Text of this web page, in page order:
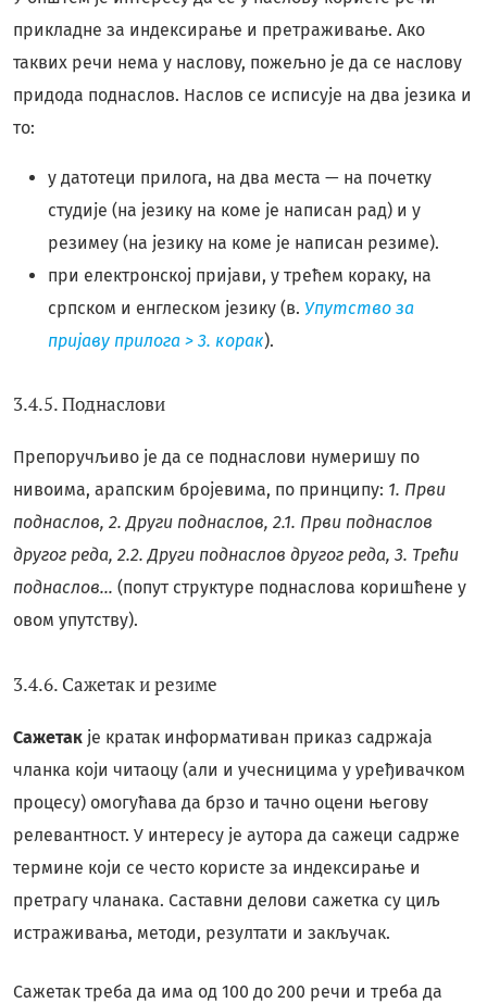
прикладне за индексирање и претраживање. Ако
таквих речи нема у наслову, пожељно је да се наслову
придода поднаслов. Наслов се исписује на два језика и
то:
у датотеци прилога, на два места — на почетку
студије (на језику на коме је написан рад) и у
резимеу (на језику на коме је написан резиме).
при електронској пријави, у трећем кораку, на
српском и енглеском језику (в. Упутство за
пријаву прилога > 3. корак).
3.4.5. Поднаслови
Препоручљиво је да се поднаслови нумеришу по
нивоима, арапским бројевима, по принципу: 1. Први
поднаслов, 2. Други поднаслов, 2.1. Први поднаслов
другог реда, 2.2. Други поднаслов другог реда, 3. Трећи
поднаслов… (попут структуре поднаслова коришћене у
овом упутству).
3.4.6. Сажетак и резиме
Сажетак је кратак информативан приказ садржаја
чланка који читаоцу (али и учесницима у уређивачком
процесу) омогућава да брзо и тачно оцени његову
релевантност. У интересу је аутора да сажеци садрже
термине који се често користе за индексирање и
претрагу чланака. Саставни делови сажетка су циљ
истраживања, методи, резултати и закључак.
Сажетак треба да има од 100 до 200 речи и треба да